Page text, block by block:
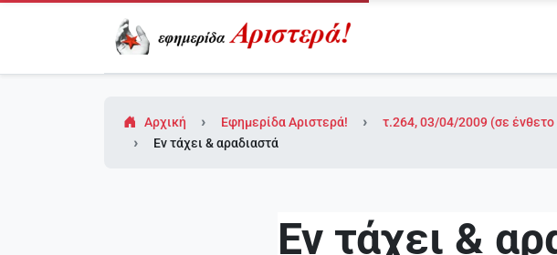
Αρχική Εφημερίδα Αριστερά!
τ.264, 03/04/2009 (σε
Εν τάχει & αραδιαστά
Εν τάχει &